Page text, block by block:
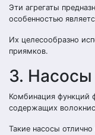
Эти агрегаты
особенностью
Их целесообразно
приямков.
3.
Комбинация функций
содержащих
Такие насосы